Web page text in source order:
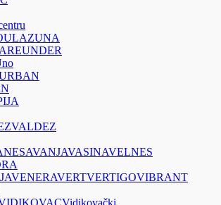
ULAZUNA
UNDER
VALDEZ
VANJAVASINAVELNES
VENERAVERTVERTIGOVIBRANT
Vidikovački